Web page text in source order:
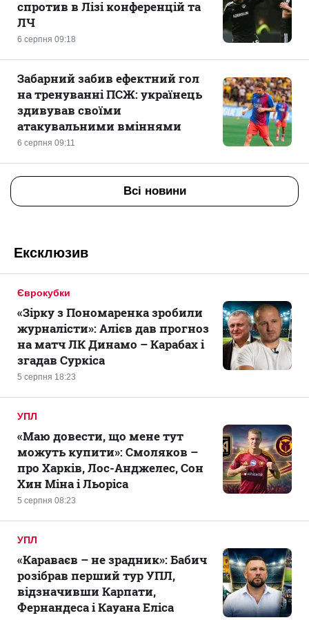
6 серпня 09:18
спротив в Лізі конференцій та
ЛЧ
6 серпня 09:11
Забарний забив ефектний гол
на тренуванні ПСЖ: українець
здивував своїми
атакувальними вміннями
Всі новини
Ексклюзив
Єврокубки
5 серпня 18:23
«Зірку з Пономаренка зробили
журналісти»: Алієв дав прогноз
на матч ЛК Динамо – Карабах і
згадав Суркіса
УПЛ
5 серпня 08:23
«Маю довести, що мене тут
можуть купити»: Смоляков –
про Харків, Лос-Анджелес, Сон
Хин Міна і Льоріса
УПЛ
«Караваєв – не зрадник»: Бабич
розібрав перший тур УПЛ,
відзначивши Карпати,
Фернандеса і Кауана Еліса